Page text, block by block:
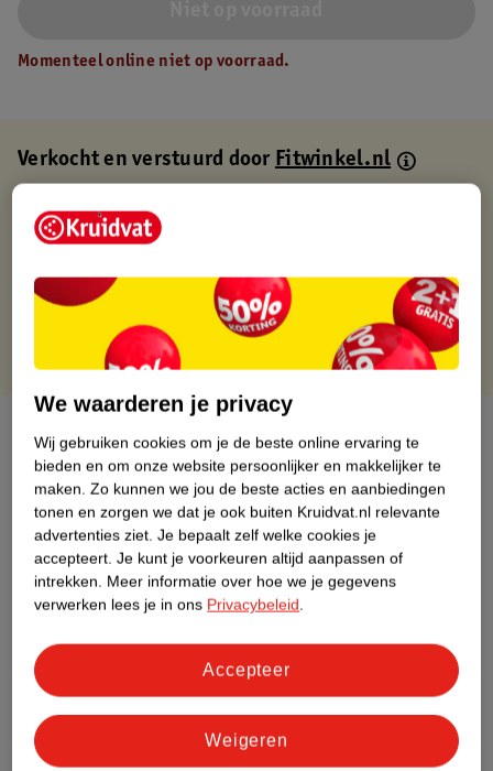
Momenteel online niet op voorraad.
Verkocht en verstuurd doorFitwinkel.nl
Gratis thuisbezorgd
Gratis punten met je Kruidvat kaart
Over dit product
Productinformatie
Nature Impact Score
Dit product heeft (nog) geen Nature
Impact Score.
Bestel & Bezorginformatie
We waarderen je privacy
Wij gebruiken cookies om je de beste online ervaring te
bieden en om onze website persoonlijker en makkelijker te
maken. Zo kunnen we jou de beste acties en aanbiedingen
tonen en zorgen we dat je ook buiten Kruidvat.nl relevante
advertenties ziet. Je bepaalt zelf welke cookies je
accepteert. Je kunt je voorkeuren altijd aanpassen of
intrekken. Meer informatie over hoe we je gegevens
verwerken lees je in ons Privacybeleid.
Weigeren
Accepteer